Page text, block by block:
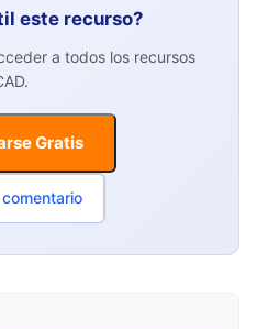
este recurso?
a todos los recursos
Gratis